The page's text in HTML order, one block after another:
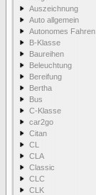
Auszeichnung
Auto allgemein
Autonomes Fahren
B-Klasse
Baureihen
Beleuchtung
Bereifung
Bertha
Bus
C-Klasse
car2go
Citan
CL
CLA
Classic
CLC
CLK